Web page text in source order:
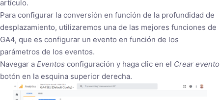
artículo.
Para configurar la conversión en función de la profundidad de
desplazamiento, utilizaremos una de las mejores funciones de
GA4, que es configurar un evento en función de los
parámetros de los eventos.
Navegar a Eventos configuración y haga clic en el Crear evento
botón en la esquina superior derecha.